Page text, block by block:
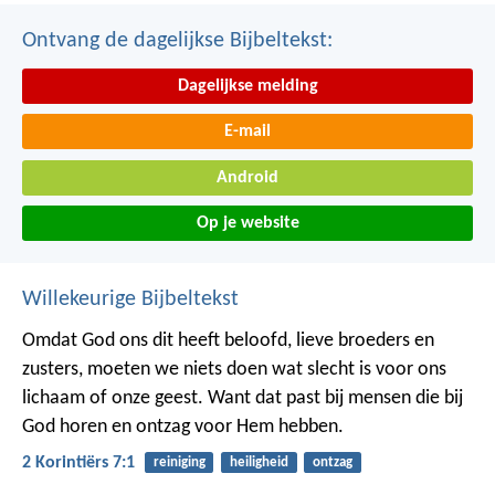
Ontvang de dagelijkse Bijbeltekst:
Dagelijkse melding
E-mail
Android
Op je website
Willekeurige Bijbeltekst
Omdat God ons dit heeft beloofd, lieve broeders en
zusters, moeten we niets doen wat slecht is voor ons
lichaam of onze geest. Want dat past bij mensen die bij
God horen en ontzag voor Hem hebben.
2 Korintiërs 7:1 reiniging heiligheid ontzag